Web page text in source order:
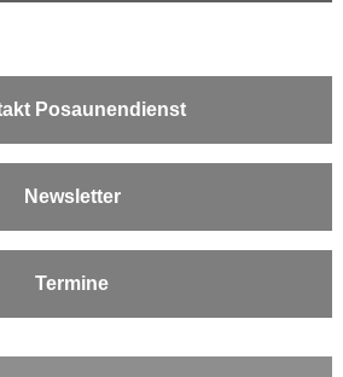
Posaunendienst
Newsletter
Termine